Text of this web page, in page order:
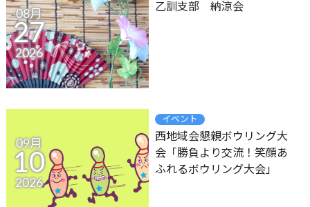
08月
27
2026
乙訓支部 納涼会
09月
10
2026
イベント
西地域会懇親ボウリング大
会「勝負より交流！笑顔あ
ふれるボウリング大会」